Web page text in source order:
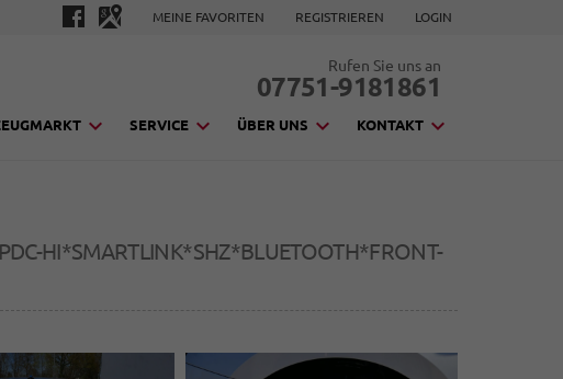
MEINE FAVORITEN REGISTRIEREN LOGIN
Rufen Sie uns an
07751-9181861
SERVICE ÜBER UNS KONTAKT
HI*SMARTLINK*SHZ*BLUETOOTH*FRONT-